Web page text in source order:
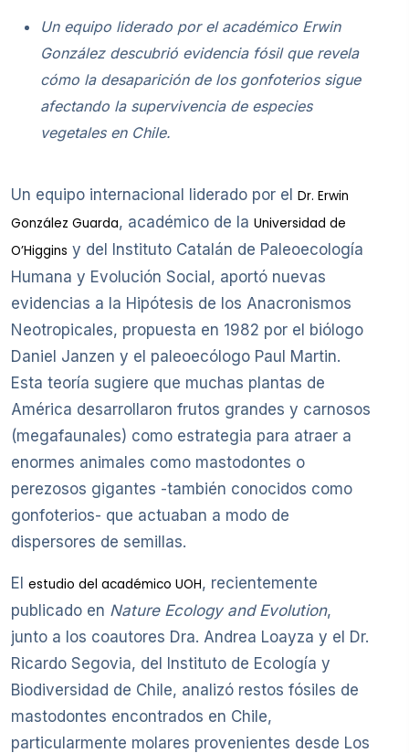
Un equipo liderado por el académico Erwin
González descubrió evidencia fósil que revela
cómo la desaparición de los gonfoterios sigue
afectando la supervivencia de especies
vegetales en Chile.
Un equipo internacional liderado por el Dr. Erwin
González Guarda, académico de la Universidad de
O’Higgins y del Instituto Catalán de Paleoecología
Humana y Evolución Social, aportó nuevas
evidencias a la Hipótesis de los Anacronismos
Neotropicales, propuesta en 1982 por el biólogo
Daniel Janzen y el paleoecólogo Paul Martin.
Esta teoría sugiere que muchas plantas de
América desarrollaron frutos grandes y carnosos
(megafaunales) como estrategia para atraer a
enormes animales como mastodontes o
perezosos gigantes -también conocidos como
gonfoterios- que actuaban a modo de
dispersores de semillas.
El estudio del académico UOH, recientemente
publicado en Nature Ecology and Evolution,
junto a los coautores Dra. Andrea Loayza y el Dr.
Ricardo Segovia, del Instituto de Ecología y
Biodiversidad de Chile, analizó restos fósiles de
mastodontes encontrados en Chile,
particularmente molares provenientes desde Los